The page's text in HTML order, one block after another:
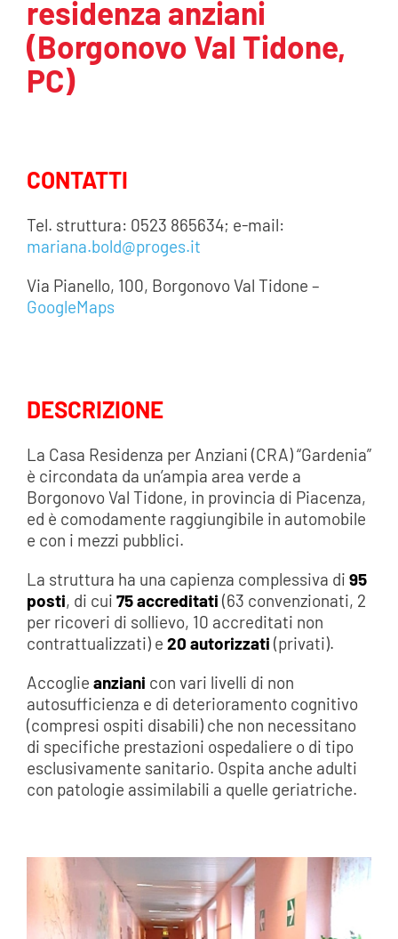
AREA SOCI
AREA RISERVATA
LAVORA CON NOI
residenza anziani
(Borgonovo Val Tidone,
PC)
CONTATTI
Tel. struttura: 0523 865634; e-mail:
mariana.bold@proges.it
Via Pianello, 100, Borgonovo Val Tidone –
GoogleMaps
DESCRIZIONE
La Casa Residenza per Anziani (CRA) “Gardenia”
è circondata da un’ampia area verde a
Borgonovo Val Tidone, in provincia di Piacenza,
ed è comodamente raggiungibile in automobile
e con i mezzi pubblici.
La struttura ha una capienza complessiva di 95
posti, di cui 75 accreditati (63 convenzionati, 2
per ricoveri di sollievo, 10 accreditati non
contrattualizzati) e 20 autorizzati (privati).
Accoglie anziani con vari livelli di non
autosufficienza e di deterioramento cognitivo
(compresi ospiti disabili) che non necessitano
di specifiche prestazioni ospedaliere o di tipo
esclusivamente sanitario. Ospita anche adulti
con patologie assimilabili a quelle geriatriche.